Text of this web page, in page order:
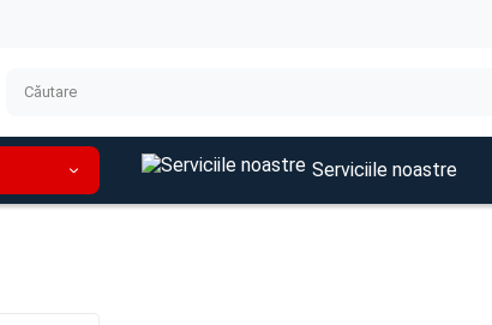
Serviciile noastre